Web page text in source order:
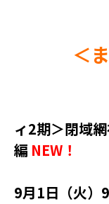
＜
■ プ
・＜
ィ2期＞閉域
編 NEW！
9月1日（火）